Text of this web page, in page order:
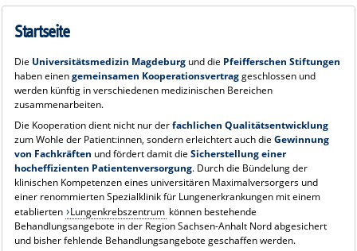
- Abteilung Thoraxchirurgie -
Startseite
Die Universitätsmedizin Magdeburgund die Pfeifferschen Stiftungen
haben einengemeinsamen Kooperationsvertraggeschlossen und
werden künftig in verschiedenen medizinischen Bereichen
zusammenarbeiten.
Die Kooperation dient nicht nur derfachlichen Qualitätsentwicklung
zum Wohle der Patient:innen, sondern erleichtert auch die Gewinnung
von Fachkräften und fördert damit die Sicherstellung einer
hocheffizienten Patientenversorgung. Durch die Bündelung der
klinischen Kompetenzen eines universitären Maximalversorgers und
einer renommierten Spezialklinik für Lungenerkrankungen mit einem
etablierten Lungenkrebszentrum können bestehende
Behandlungsangebote in der Region Sachsen-Anhalt Nord abgesichert
und bisher fehlende Behandlungsangebote geschaffen werden.